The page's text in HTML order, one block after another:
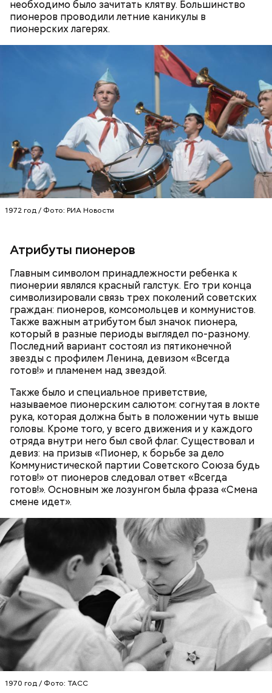
необходимо было зачитать клятву. Большинство
пионеров проводили летние каникулы в
пионерских лагерях.
1972 год / Фото: РИА Новости
Атрибуты пионеров
Главным символом принадлежности ребенка к
пионерии являлся красный галстук. Его три конца
символизировали связь трех поколений советских
граждан: пионеров, комсомольцев и коммунистов.
Также важным атрибутом был значок пионера,
который в разные периоды выглядел по-разному.
Последний вариант состоял из пятиконечной
звезды с профилем Ленина, девизом «Всегда
готов!» и пламенем над звездой.
Также было и специальное приветствие,
называемое пионерским салютом: согнутая в локте
рука, которая должна быть в положении чуть выше
головы. Кроме того, у всего движения и у каждого
отряда внутри него был свой флаг. Существовал и
девиз: на призыв «Пионер, к борьбе за дело
Коммунистической партии Советского Союза будь
готов!» от пионеров следовал ответ «Всегда
готов!». Основным же лозунгом была фраза «Смена
смене идет».
1970 год / Фото: ТАСС
Также не нужно есть дыню до корки, потому что
именно там скапливаются нитраты. И важно
тщательно ее мыть, чтобы не отравиться, добавила
собеседница «ВМ».
Как выбрать дыню
Фото: Shutterstock
При выборе дыни эксперт посоветовала
ориентироваться на запах: